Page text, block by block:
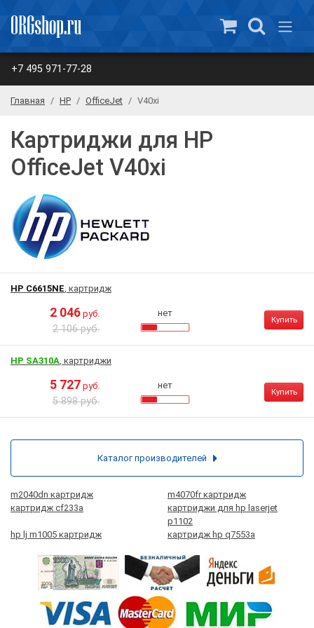
+7 495 971-77-28
Главная HP OfficeJet V40xi
Картриджи для HP
OfficeJet V40xi
HP C6615NE, картридж
2 046 руб.
2 106 руб.
нет
Купить
HP SA310A, картриджи
5 727 руб.
5 898 руб.
нет
Купить
m2040dn картридж
m4070fr картридж
картридж cf233a
картриджи для hp laserjet
p1102
hp lj m1005 картридж
картридж hp q7553a